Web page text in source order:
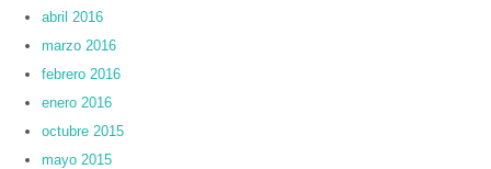
abril 2016
marzo 2016
febrero 2016
enero 2016
octubre 2015
mayo 2015